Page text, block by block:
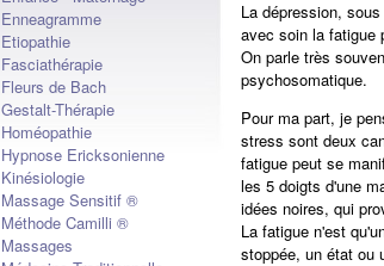
Enneagramme
Etiopathie
Fasciathérapie
Fleurs de Bach
Gestalt-Thérapie
Homéopathie
Hypnose Ericksonienne
Kinésiologie
Massage Sensitif ®
Méthode Camilli ®
Massages
La dépression,
avec soin la fatigue
On parle très
psychosomatique.
Pour ma part, je
stress sont deux
fatigue peut se
les 5 doigts d'une
idées noires, qui
La fatigue n'est
stoppée, un état ou